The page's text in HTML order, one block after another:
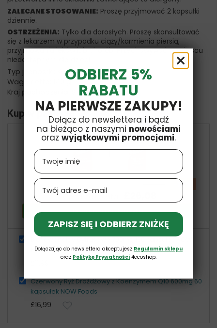
ZALECANE STOSOWANIE: Proszę przyjmować 2 kapsułki
dziennie.
OSTRZEŻENIA: Tylko dla dorosłych. Proszę skonsultować
się z lekarzem w przypadku ciąży/karmienia piersią,
przyjmowania leków lub chorób. Przechowywać w miejscu
niedostępnym dla dzieci.
Typ jednostki: Kapsułki
Waga netto: 140 g
Kraj pochodzenia: Stany Zjednoczone
Kup w pakiecie
+
-10 %
Dodaj oba do koszyka
Foods
Czerwony Ryż Drożdżowy z Koenzymem Q10 600mg 60
kapsułek NOW Foods
£16,99
ODBIERZ 5%
RABATU
NA PIERWSZE ZAKUPY!
Dołącz do newslettera i bądź
na bieżąco z naszymi nowościami
oraz wyjątkowymi promocjami.
Name
Email
ZAPISZ SIĘ I ODBIERZ ZNIŻKĘ
Dołączając do newslettera akceptujesz Regulamin sklepu
oraz Politykę Prywatności 4ecoshop.